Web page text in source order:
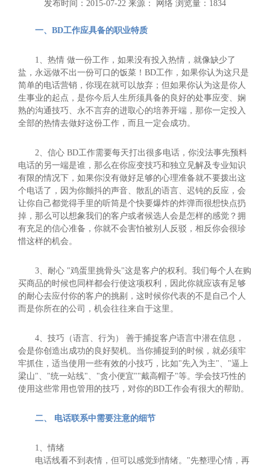
发布时间：2015-07-22 来源： 网络 浏览量：1834
一、BD工作应具备的职业特质
1、热情 做一份工作，如果没有投入热情，就像缺少了
盐，永远做不出一份可口的饭菜！BD工作，如果你认为这只是
简单的电话营销，你现在就可以放弃；但如果你认为这是你人
生事业的起点，是你今后人生所须具备的良好的处事应变、娴
熟的沟通技巧、永不言弃的进取心的培养开端，那你一定投入
全部的热情去做好这份工作，而且一定会成功。
2、信心 BD工作需要每天打出很多电话，你没法事先预料
电话的另一端是谁，那么在你应变技巧和独立见解及专业知识
有限的情况下，如果你没有做好足够的心理准备就不要拨出这
个电话了，因为你颤抖的声音、散乱的语言、迟钝的反应，会
让你自己都觉得手里的听筒是个快要爆炸的炸弹而很想快点扔
掉，那么可以想象我们的客户或者候选人会是怎样的感觉？拥
有充足的信心准备，你就不会害怕被别人反驳，相反你会很珍
惜这样的机会。
3、耐心 "鸡蛋里挑骨头"这是客户的权利。我们每个人在购
买商品的时候也同样都会行使这项权利，因此你就应该有足够
的耐心去应付你的客户的挑剔，这时候你代表的不是自己个人
而是你所在的公司，机会往往来自于这里。
4、技巧（语言、行为） 善于捕捉客户语言中潜在信息，
会是你创造出成功的良好契机。当你捕捉到的时候，就必须牢
牢抓住，适当使用一些有效的小技巧，比如"先入为主"、"逼上
梁山"、"统一站线"、"贪小便宜""戴高帽子"等。学会技巧性的
使用这些常用也管用的技巧，对你的BD工作会有很大的帮助。
二、 电话联系中需要注意的细节
1、情绪
电话线看不到表情，但可以感觉到情绪。"先整理心情，再